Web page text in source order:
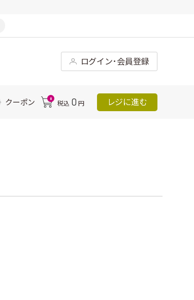
ログイン･会員登録
クーポン 0
税込 0 円 レジに進む